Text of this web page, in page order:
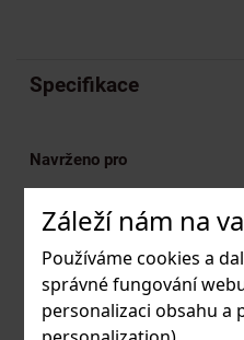
Záleží nám na
Používáme cookies a
správné fungování
personalizaci obsahu a
Specifikace
Navrženo pro
Horní a fasádní montáž
Aplikace